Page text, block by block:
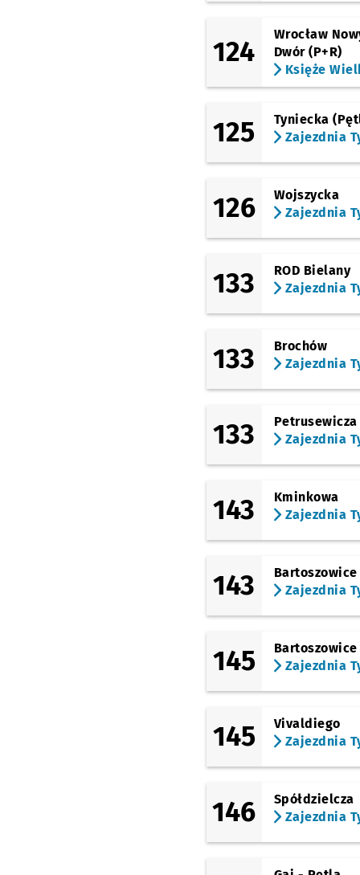
Bardzka
(Armii Krajowej)
Nyska NŻPrzystanek na
Tarnogajska
(Armii Krajowej)
(Krakowska)
Park Wschodni NŻ
(Opolska)
Pralnia) NŻ Przystanek
(Opolska)
Zagłębiowska
Sosnowiecka
(Opolska)
Brochowska
Księże Wielkie
124
Wrocław
Dwór (P+R)
Księże
125
Tyniecka
Zajezdnia
126
Wojszycka
Zajezdnia
133
ROD Bielany
Zajezdnia
133
Brochów
Zajezdnia
133
Petrusewicza
Zajezdnia
143
Kminkowa
Zajezdnia
143
Bartoszowice
Zajezdnia
145
Bartoszowice
Zajezdnia
145
Vivaldiego
Zajezdnia
146
Spółdzielcza
Zajezdnia